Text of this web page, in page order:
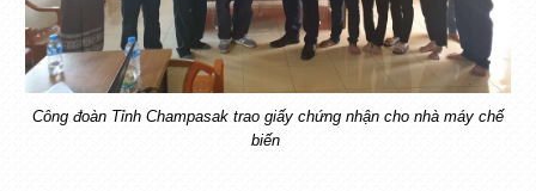
Công đoàn Tỉnh Champasak trao giấy chứng nhận cho nhà máy chế
biến